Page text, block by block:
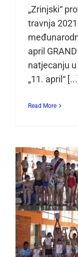
„Zrinjski“
travnja
april
natjecanju
„11. april“ [...]
Read More